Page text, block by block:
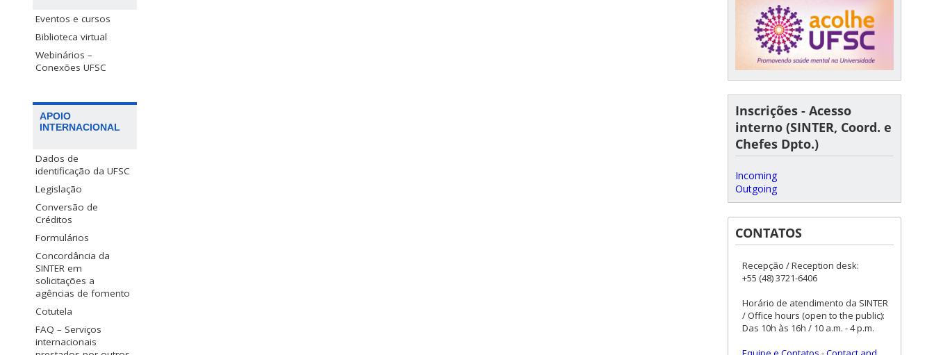
Eventos e cursos
Biblioteca virtual
Webinários –
Conexões UFSC
APOIO
INTERNACIONAL
Dados de
identificação da UFSC
Legislação
Conversão de
Créditos
Formulários
Concordância da
SINTER em
solicitações a
agências de fomento
Cotutela
FAQ – Serviços
internacionais
Inscrições - Acesso
interno (SINTER, Coord. e
Chefes Dpto.)
Incoming
Outgoing
CONTATOS
Recepção / Reception desk:
+55 (48) 3721-6406
Horário de atendimento da SINTER
/ Office hours (open to the public):
Das 10h às 16h / 10 a.m. - 4 p.m.